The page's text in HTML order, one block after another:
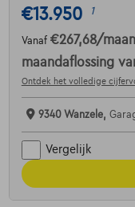
€13.950 1
Vanaf €267,68/
maandaflossing
Ontdek het volledige
9340 Wanzele,
Vergelijk